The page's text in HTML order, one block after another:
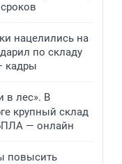
нацелились на
по складу
кадры
в лес». В
крупный склад
— онлайн
повысить